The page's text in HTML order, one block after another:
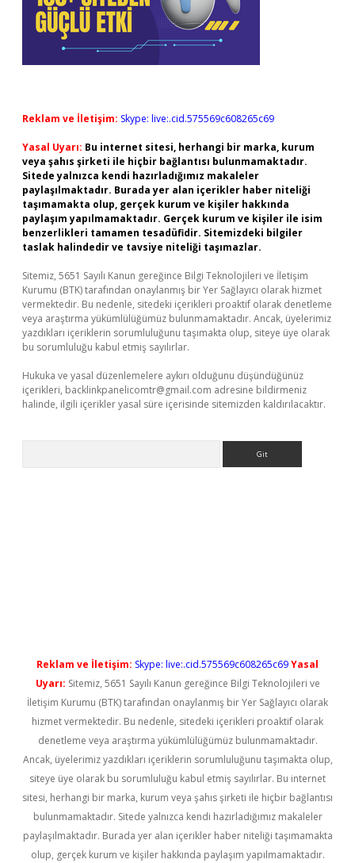
Reklam ve İletişim: Skype: live:.cid.575569c608265c69
Yasal Uyarı: Bu internet sitesi, herhangi bir marka, kurum
veya şahıs şirketi ile hiçbir bağlantısı bulunmamaktadır.
Sitede yalnızca kendi hazırladığımız makaleler
paylaşılmaktadır. Burada yer alan içerikler haber niteliği
taşımamakta olup, gerçek kurum ve kişiler hakkında
paylaşım yapılmamaktadır. Gerçek kurum ve kişiler ile isim
benzerlikleri tamamen tesadüfidir. Sitemizdeki bilgiler
taslak halindedir ve tavsiye niteliği taşımazlar.
Sitemiz, 5651 Sayılı Kanun gereğince Bilgi Teknolojileri ve İletişim
Kurumu (BTK) tarafından onaylanmış bir Yer Sağlayıcı olarak hizmet
vermektedir. Bu nedenle, sitedeki içerikleri proaktif olarak denetleme
veya araştırma yükümlülüğümüz bulunmamaktadır. Ancak, üyelerimiz
yazdıkları içeriklerin sorumluluğunu taşımakta olup, siteye üye olarak
bu sorumluluğu kabul etmiş sayılırlar.
Hukuka ve yasal düzenlemelere aykırı olduğunu düşündüğünüz
içerikleri, backlinkpanelicomtr@gmail.com adresine bildirmeniz
halinde, ilgili içerikler yasal süre içerisinde sitemizden kaldırılacaktır.
Reklam ve İletişim: Skype: live:.cid.575569c608265c69Yasal
Uyarı: Sitemiz, 5651 Sayılı Kanun gereğince Bilgi Teknolojileri ve
İletişim Kurumu (BTK) tarafından onaylanmış bir Yer Sağlayıcı olarak
hizmet vermektedir. Bu nedenle, sitedeki içerikleri proaktif olarak
denetleme veya araştırma yükümlülüğümüz bulunmamaktadır.
Ancak, üyelerimiz yazdıkları içeriklerin sorumluluğunu taşımakta olup,
siteye üye olarak bu sorumluluğu kabul etmiş sayılırlar. Bu internet
sitesi, herhangi bir marka, kurum veya şahıs şirketi ile hiçbir bağlantısı
bulunmamaktadır. Sitede yalnızca kendi hazırladığımız makaleler
paylaşılmaktadır. Burada yer alan içerikler haber niteliği taşımamakta
olup, gerçek kurum ve kişiler hakkında paylaşım yapılmamaktadır.